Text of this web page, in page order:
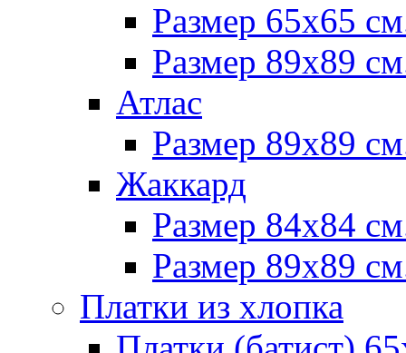
Размер 65х65
Размер 89х89
Атлас
Размер 89х89
Жаккард
Размер 84х84
Размер 89х89
Платки из хлопка